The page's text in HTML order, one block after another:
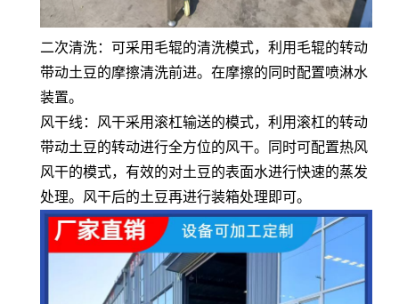
二次清洗：可采用毛辊的清洗模式，利用毛辊的转动
带动土豆的摩擦清洗前进。在摩擦的同时配置喷淋水
装置。
风干线：风干采用滚杠输送的模式，利用滚杠的转动
带动土豆的转动进行全方位的风干。同时可配置热风
风干的模式，有效的对土豆的表面水进行快速的蒸发
处理。风干后的土豆再进行装箱处理即可。